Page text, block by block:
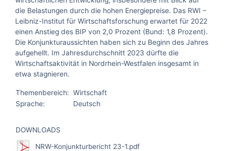
die Belastungen durch die hohen Energiepreise. Das RWI –
Leibniz-Institut für Wirtschaftsforschung erwartet für 2022
einen Anstieg des BIP von 2,0 Prozent (Bund: 1,8 Prozent).
Die Konjunkturaussichten haben sich zu Beginn des Jahres
aufgehellt. Im Jahresdurchschnitt 2023 dürfte die
Wirtschaftsaktivität in Nordrhein-Westfalen insgesamt in
etwa stagnieren.
Themenbereich: Wirtschaft
Sprache:
Deutsch
DOWNLOADS
NRW-Konjunkturbericht 23-1.pdf